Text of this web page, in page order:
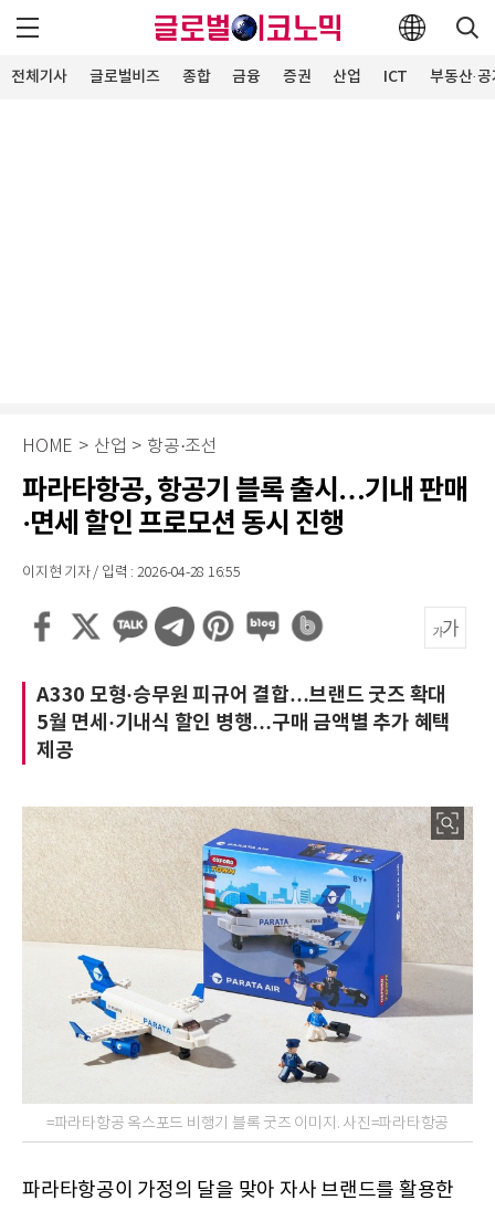
전체기사 글로벌비즈 종합 금융 증권 산업 ICT 부동산·
HOME > 산업 > 항공·조선
파라타항공, 항공기 블록 출시…기내 판매
·면세 할인 프로모션 동시 진행
이지현 기자 / 입력 : 2026-04-28 16:55
A330 모형·승무원 피규어 결합…브랜드 굿즈 확대
5월 면세·기내식 할인 병행…구매 금액별 추가 혜택
제공
=파라타항공 옥스포드 비행기 블록 굿즈 이미지. 사진=파라타항공
파라타항공이 가정의 달을 맞아 자사 브랜드를 활용한